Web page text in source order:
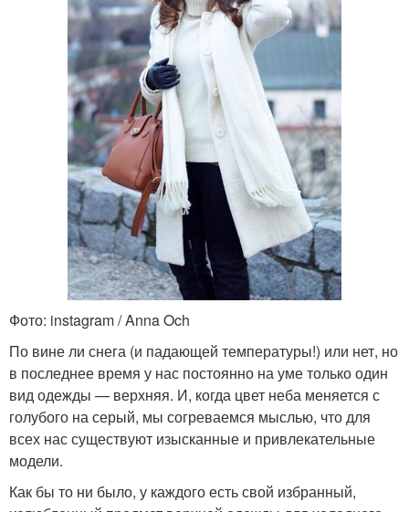
Фото: instagram / Anna Och
По вине ли снега (и падающей температуры!) или нет, но
в последнее время у нас постоянно на уме только один
вид одежды — верхняя. И, когда цвет неба меняется с
голубого на серый, мы согреваемся мыслью, что для
всех нас существуют изысканные и привлекательные
модели.
Как бы то ни было, у каждого есть свой избранный,